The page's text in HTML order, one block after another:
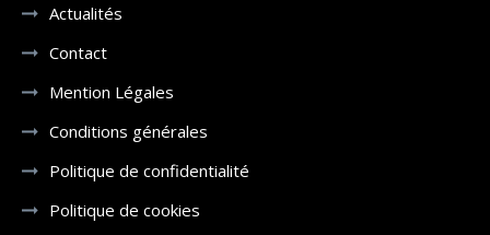
Actualités
Contact
Mention Légales
Conditions générales
Politique de confidentialité
Politique de cookies